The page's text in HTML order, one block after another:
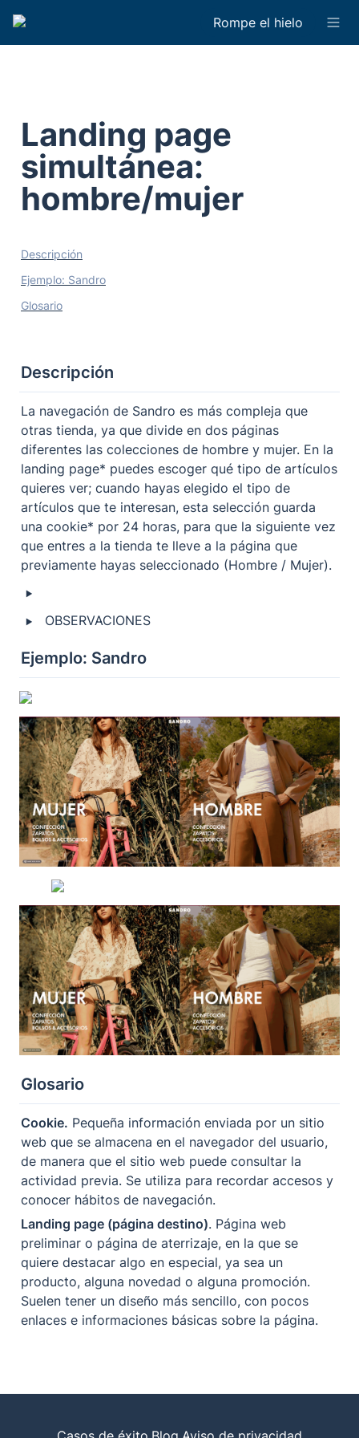
Rompe el hielo
Landing page
simultánea:
hombre/mujer
Descripción
Ejemplo: Sandro
Glosario
Descripción
La navegación de Sandro es más compleja que
otras tienda, ya que divide en dos páginas
diferentes las colecciones de hombre y mujer. En la
landing page* puedes escoger qué tipo de artículos
quieres ver; cuando hayas elegido el tipo de
artículos que te interesan, esta selección guarda
una cookie* por 24 horas, para que la siguiente vez
que entres a la tienda te lleve a la página que
previamente hayas seleccionado (Hombre / Mujer).
‣
‣
OBSERVACIONES
Ejemplo: Sandro
Glosario
Cookie. Pequeña información enviada por un sitio
web que se almacena en el navegador del usuario,
de manera que el sitio web puede consultar la
actividad previa. Se utiliza para recordar accesos y
conocer hábitos de navegación.
Landing page (página destino). Página web
preliminar o página de aterrizaje, en la que se
quiere destacar algo en especial, ya sea un
producto, alguna novedad o alguna promoción.
Suelen tener un diseño más sencillo, con pocos
enlaces e informaciones básicas sobre la página.